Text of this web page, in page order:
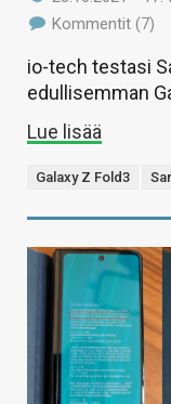
Kommentit (7)
io-tech testasi
edullisemman
Lue lisää
Galaxy Z Fold3